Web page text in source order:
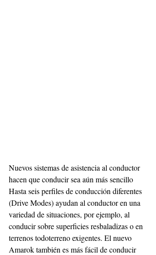
Nuevos sistemas de asistencia al conductor
hacen que conducir sea aún más sencillo
Hasta seis perfiles de conducción diferentes
(Drive Modes) ayudan al conductor en una
variedad de situaciones, por ejemplo, al
conducir sobre superficies resbaladizas o en
terrenos todoterreno exigentes. El nuevo
Amarok también es más fácil de conducir